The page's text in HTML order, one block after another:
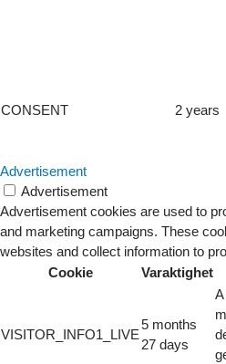
CONSENT 2 years
Advertisement
Advertisement
Advertisement cookies are used to
and marketing campaigns. These
websites and collect information to
Cookie
Varaktighet
VISITOR_INFO1_LIVE
5 months
27 days